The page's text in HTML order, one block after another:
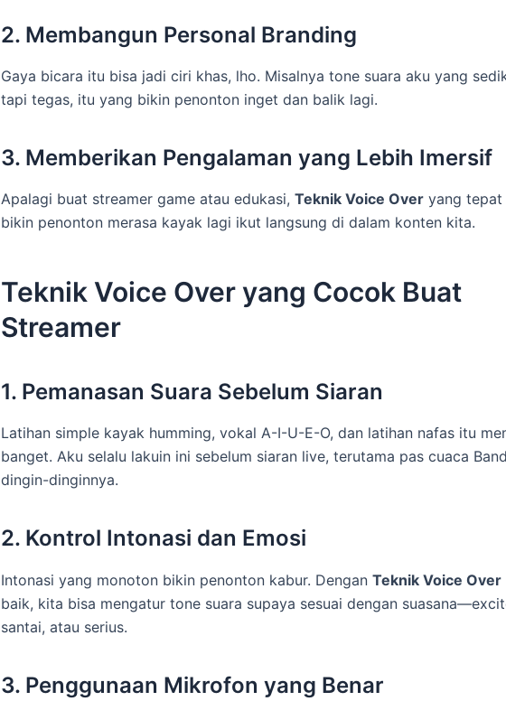
2. Membangun Personal Branding
Gaya bicara itu bisa jadi ciri khas, lho. Misalnya tone suara aku yang
tapi tegas, itu yang bikin penonton inget dan balik lagi.
3. Memberikan Pengalaman yang Lebih Imersif
Apalagi buat streamer game atau edukasi, Teknik Voice Over yang tepat
bikin penonton merasa kayak lagi ikut langsung di dalam konten kita.
Teknik Voice Over yang Cocok Buat
Streamer
1. Pemanasan Suara Sebelum Siaran
Latihan simple kayak humming, vokal A-I-U-E-O, dan latihan nafas itu
banget. Aku selalu lakuin ini sebelum siaran live, terutama pas cuaca
dingin-dinginnya.
2. Kontrol Intonasi dan Emosi
Intonasi yang monoton bikin penonton kabur. Dengan Teknik Voice Over
baik, kita bisa mengatur tone suara supaya sesuai dengan
santai, atau serius.
3. Penggunaan Mikrofon yang Benar